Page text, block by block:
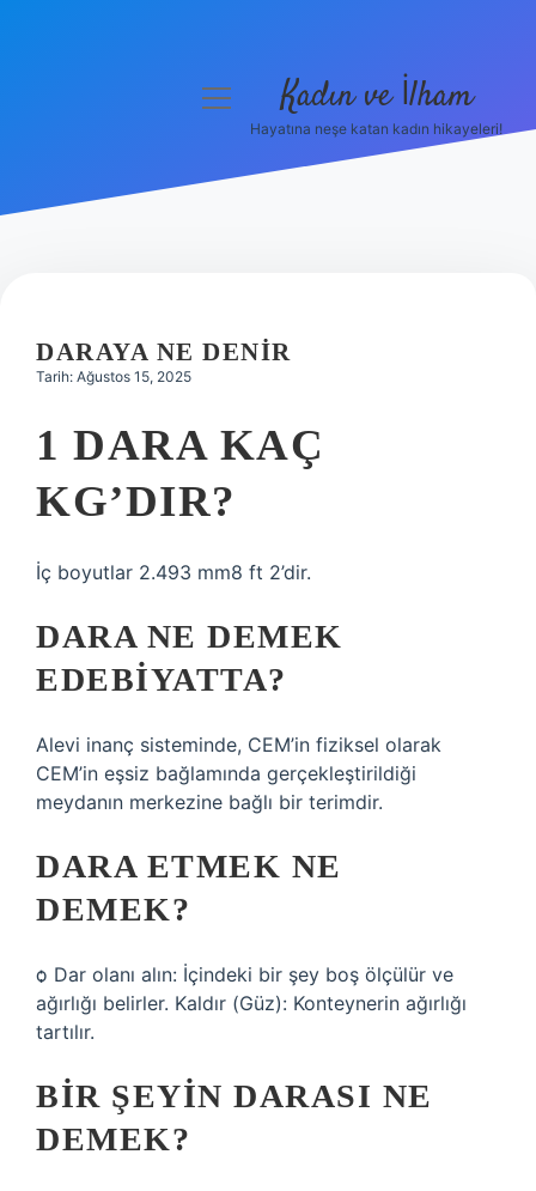
Hakkımızda
menüyü
Kadın ve İlham
Hayatına neşe katan kadın hikayeleri!
DARAYA NE DENIR
Tarih: Ağustos 15, 2025
1 DARA KAÇ
KG’DIR?
İç boyutlar 2.493 mm8 ft 2’dir.
DARA NE DEMEK
EDEBIYATTA?
Alevi inanç sisteminde, CEM’in fiziksel olarak
CEM’in eşsiz bağlamında gerçekleştirildiği
meydanın merkezine bağlı bir terimdir.
DARA ETMEK NE
DEMEK?
ѻ Dar olanı alın: İçindeki bir şey boş ölçülür ve
ağırlığı belirler. Kaldır (Güz): Konteynerin ağırlığı
tartılır.
BIR ŞEYIN DARASI NE
DEMEK?